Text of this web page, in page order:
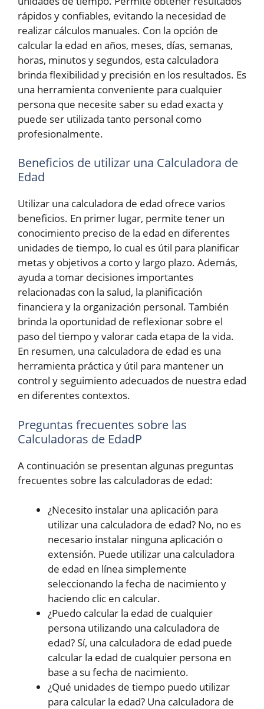
rápidos y confiables, evitando la necesidad de
realizar cálculos manuales. Con la opción de
calcular la edad en años, meses, días, semanas,
horas, minutos y segundos, esta calculadora
brinda flexibilidad y precisión en los resultados. Es
una herramienta conveniente para cualquier
persona que necesite saber su edad exacta y
puede ser utilizada tanto personal como
profesionalmente.
Beneficios de utilizar una Calculadora de
Edad
Utilizar una calculadora de edad ofrece varios
beneficios. En primer lugar, permite tener un
conocimiento preciso de la edad en diferentes
unidades de tiempo, lo cual es útil para planificar
metas y objetivos a corto y largo plazo. Además,
ayuda a tomar decisiones importantes
relacionadas con la salud, la planificación
financiera y la organización personal. También
brinda la oportunidad de reflexionar sobre el
paso del tiempo y valorar cada etapa de la vida.
En resumen, una calculadora de edad es una
herramienta práctica y útil para mantener un
control y seguimiento adecuados de nuestra edad
en diferentes contextos.
Preguntas frecuentes sobre las
Calculadoras de EdadP
A continuación se presentan algunas preguntas
frecuentes sobre las calculadoras de edad:
¿Necesito instalar una aplicación para
utilizar una calculadora de edad? No, no es
necesario instalar ninguna aplicación o
extensión. Puede utilizar una calculadora
de edad en línea simplemente
seleccionando la fecha de nacimiento y
haciendo clic en calcular.
¿Puedo calcular la edad de cualquier
persona utilizando una calculadora de
edad? Sí, una calculadora de edad puede
calcular la edad de cualquier persona en
base a su fecha de nacimiento.
¿Qué unidades de tiempo puedo utilizar
para calcular la edad? Una calculadora de